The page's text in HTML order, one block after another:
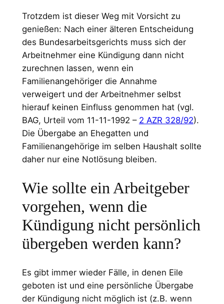
Trotzdem ist dieser Weg mit Vorsicht zu
genießen: Nach einer älteren Entscheidung
des Bundesarbeitsgerichts muss sich der
Arbeitnehmer eine Kündigung dann nicht
zurechnen lassen, wenn ein
Familienangehöriger die Annahme
verweigert und der Arbeitnehmer selbst
hierauf keinen Einfluss genommen hat (vgl.
BAG, Urteil vom 11-11-1992 – 2 AZR 328/92).
Die Übergabe an Ehegatten und
Familienangehörige im selben Haushalt sollte
daher nur eine Notlösung bleiben.
Wie sollte ein Arbeitgeber
vorgehen, wenn die
Kündigung nicht persönlich
übergeben werden kann?
Es gibt immer wieder Fälle, in denen Eile
geboten ist und eine persönliche Übergabe
der Kündigung nicht möglich ist (z.B. wenn